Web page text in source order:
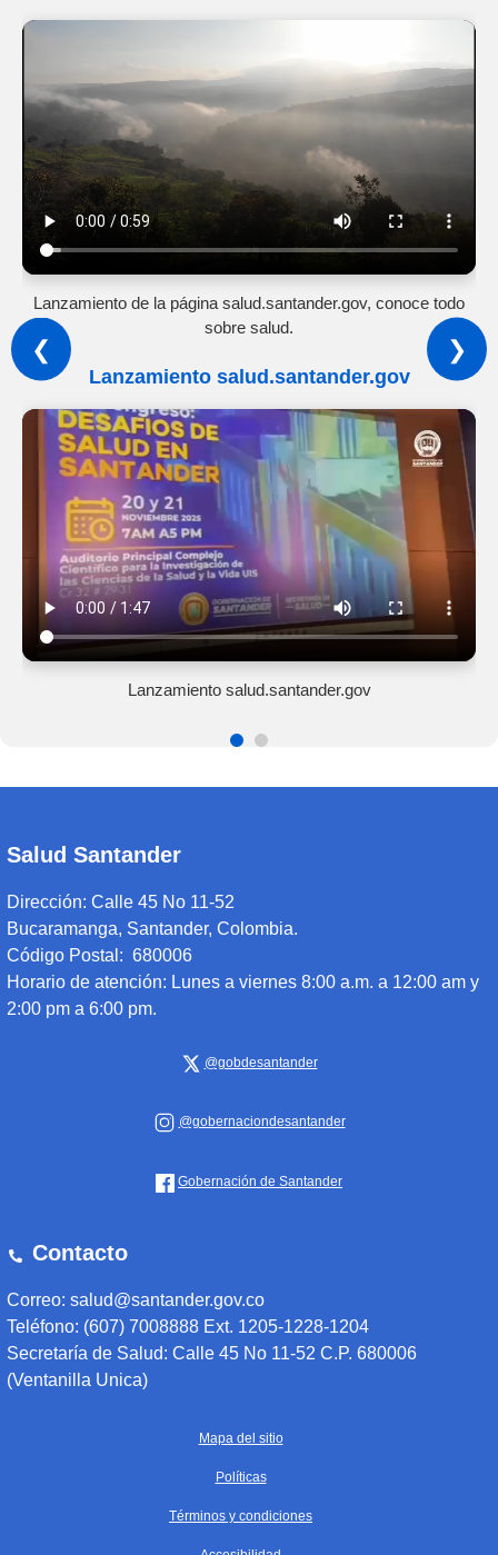
Lanzamiento de la página salud.santander.gov, conoce todo
sobre salud.
Lanzamiento salud.santander.gov
Lanzamiento salud.santander.gov
❮ ❯
Salud Santander
Dirección: Calle 45 No 11-52
Bucaramanga, Santander, Colombia.
Código Postal: 680006
Horario de atención: Lunes a viernes 8:00 a.m. a 12:00 am y
2:00 pm a 6:00 pm.
@gobdesantander
@gobernaciondesantander
Gobernación de Santander
Contacto
Correo: salud@santander.gov.co
Teléfono: (607) 7008888 Ext. 1205-1228-1204
Secretaría de Salud: Calle 45 No 11-52 C.P. 680006
(Ventanilla Unica)
Mapa del sitio
Políticas
Términos y condiciones